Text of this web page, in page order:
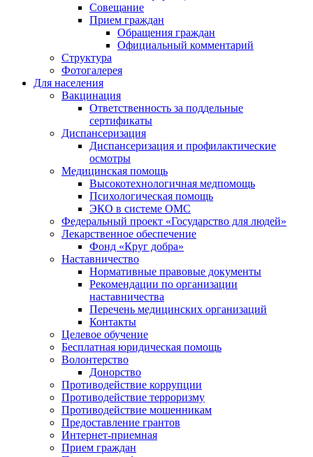
Совещание
Прием граждан
Обращения граждан
Официальный комментарий
Структура
Фотогалерея
Для населения
Вакцинация
Ответственность за поддельные
сертификаты
Диспансеризация
Диспансеризация и профилактические
осмотры
Медицинская помощь
Высокотехнологичная медпомощь
Психологическая помощь
ЭКО в системе ОМС
Федеральный проект «Государство для людей»
Лекарственное обеспечение
Фонд «Круг добра»
Наставничество
Нормативные правовые документы
Рекомендации по организации
наставничества
Перечень медицинских организаций
Контакты
Целевое обучение
Бесплатная юридическая помощь
Волонтерство
Донорство
Противодействие коррупции
Противодействие терроризму
Противодействие мошенникам
Предоставление грантов
Интернет-приемная
Прием граждан